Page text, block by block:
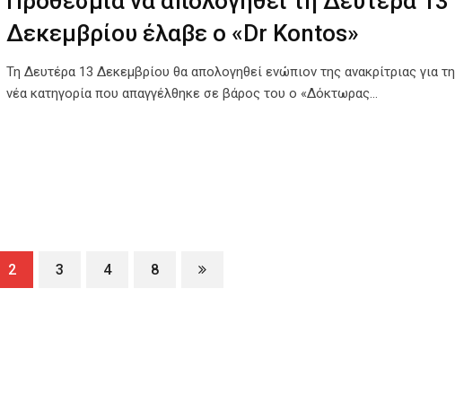
Δεκεμβρίου έλαβε ο «Dr Kontos»
Τη Δευτέρα 13 Δεκεμβρίου θα απολογηθεί ενώπιον της ανακρίτριας για τη
νέα κατηγορία που απαγγέλθηκε σε βάρος του ο «Δόκτωρας…
2 3 4 8